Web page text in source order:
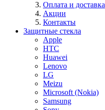
Оплата и доставка
Акции
Контакты
Защитные стекла
Apple
HTC
Huawei
Lenovo
LG
Meizu
Microsoft (Nokia)
Samsung